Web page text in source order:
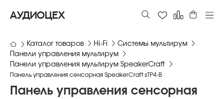
АУДИОЦЕХ
Каталог товаров Hi-Fi
Системы мультирум
Панели управления мультирум
Панели управления мультирум SpeakerCraft
Панель управления сенсорная SpeakerCraft sTP4-B
Панель управления сенсорная